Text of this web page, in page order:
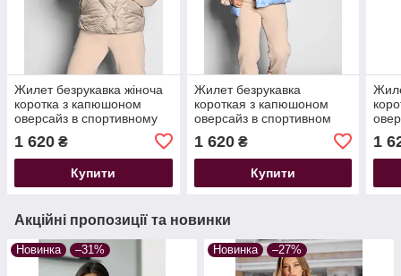
Жилет безрукавка жіноча
коротка з капюшоном
оверсайз в спортивному
стилі стьоганая LS-8930-
10 бежевая
1 620 ₴
Купити
Жилет безрукавка
короткая з капюшоном
оверсайз в спортивном
LS-8930-11
1 620₴
Купити
1
Акційні пропозиції та новинки
Новинка –31% Новинка –27%